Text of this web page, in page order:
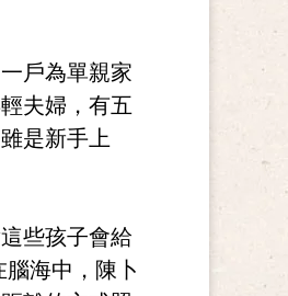
戶為單親家
夫婦，有五
是新手上
些孩子會給
海中，陳卜